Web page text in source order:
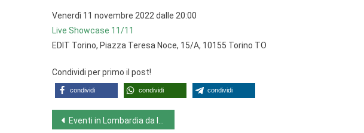
Venerdì 11 novembre 2022 dalle 20:00
Live Showcase 11/11
EDIT Torino, Piazza Teresa Noce, 15/A, 10155 Torino TO
Condividi per primo il post!
condividi condividi condividi
Navigazione
Eventi in Lombardia da lunedì 7 novembre 2022 a domenica 13 novembre 2022